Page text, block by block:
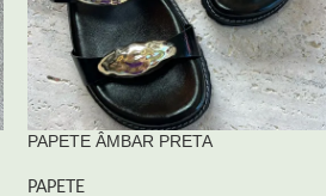
PAPETE ÂMBAR PRETA
PAPETE